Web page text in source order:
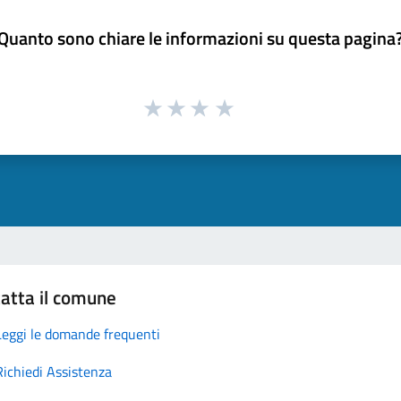
sono chiare le informazioni su questa
il comune
le domande frequenti
Assistenza